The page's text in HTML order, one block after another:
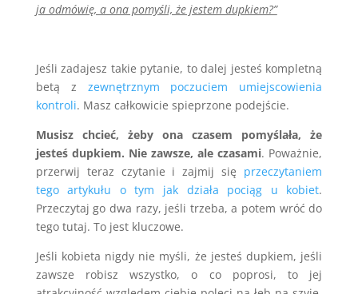
ja odmówię, a ona pomyśli, że jestem dupkiem?”
Jeśli zadajesz takie pytanie, to dalej jesteś kompletną
betą z zewnętrznym poczuciem umiejscowienia
kontroli. Masz całkowicie spieprzone podejście.
Musisz chcieć, żeby ona czasem pomyślała, że
jesteś dupkiem. Nie zawsze, ale czasami. Poważnie,
przerwij teraz czytanie i zajmij się przeczytaniem
tego artykułu o tym jak działa pociąg u kobiet.
Przeczytaj go dwa razy, jeśli trzeba, a potem wróć do
tego tutaj. To jest kluczowe.
Jeśli kobieta nigdy nie myśli, że jesteś dupkiem, jeśli
zawsze robisz wszystko, o co poprosi, to jej